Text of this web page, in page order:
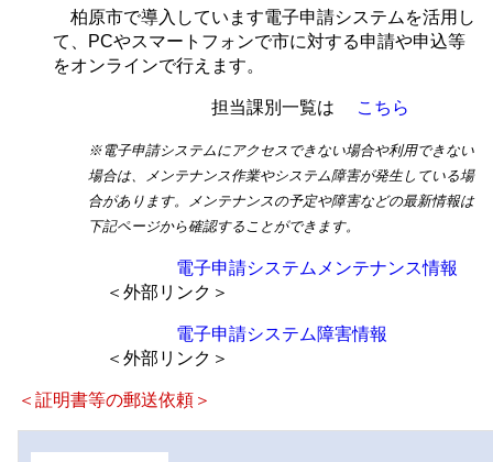
柏原市で導入しています電子申請システムを活用し
て、PCやスマートフォンで市に対する申請や申込等
をオンラインで行えます。
担当課別一覧は こちら
※電子申請システムにアクセスできない場合や利用できない
場合は、メンテナンス作業やシステム障害が発生している場
合があります。メンテナンスの予定や障害などの最新情報は
下記ページから確認することができます。
電子申請システムメンテナンス情報
＜外部リンク＞
電子申請システム障害情報
＜外部リンク＞
＜証明書等の郵送依頼＞